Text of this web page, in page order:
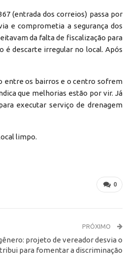
(entrada dos correios) passa por
e comprometia a segurança dos
da falta de fiscalização para
é descarte irregular no local. Após
entre os bairros e o centro sofrem
que melhorias estão por vir. Já
executar serviço de drenagem
limpo.
0
PRÓXIMO
projeto de vereador desvia o
para fomentar a discriminação